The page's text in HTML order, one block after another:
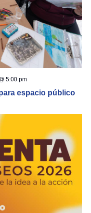
5:00 pm
espacio público